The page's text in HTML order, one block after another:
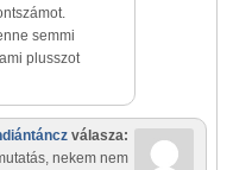
semmi
plusszot
válasza:
nekem nem